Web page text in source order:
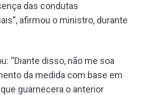
das condutas
afirmou o ministro, durante
“Diante disso, não me soa
da medida com base em
guarnecera o anterior